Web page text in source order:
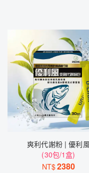
爽利代謝粉 | 優利
(30包/1盒)
NT$2380